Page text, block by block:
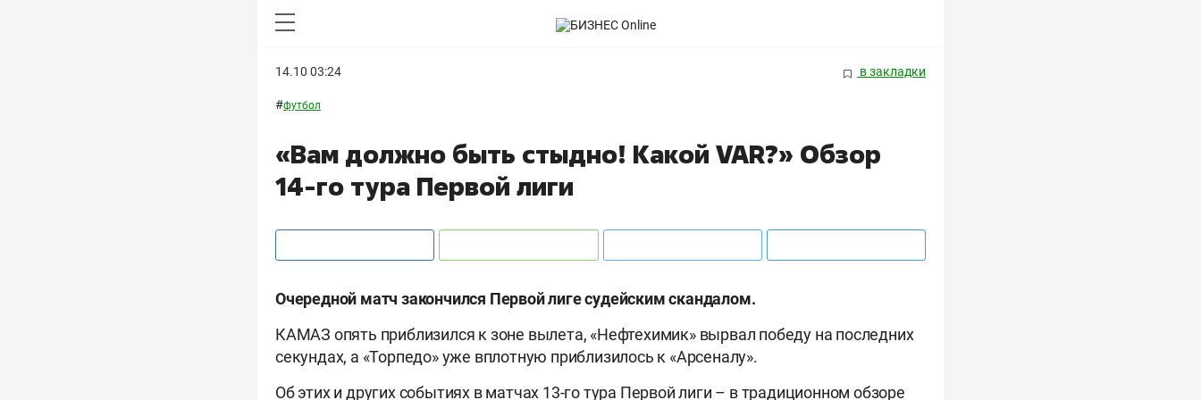
14.10 03:24 в закладки
#футбол
«Вам должно быть стыдно! Какой VAR?» Обзор
14-го тура Первой лиги
Очередной матч закончился Первой лиге судейским скандалом.
КАМАЗ опять приблизился к зоне вылета, «Нефтехимик» вырвал победу на последних
секундах, а «Торпедо» уже вплотную приблизилось к «Арсеналу».
Об этих и других событиях в матчах 13-го тура Первой лиги – в традиционном обзоре